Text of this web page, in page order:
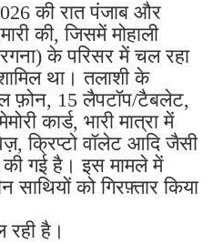
की रात पंजाब और
की, जिसमें मोहाली
के परिसर में चल रहा
था। तलाशी के
फ़ोन, 15 लैपटॉप/टैबलेट,
कार्ड, भारी मात्रा में
क्रिप्टो वॉलेट आदि जैसी
गई है। इस मामले में
को गिरफ़्तार किया
है।